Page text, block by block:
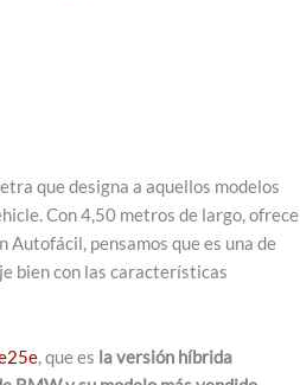
que designa a aquellos modelos
Con 4,50 metros de largo, ofrece
Autofácil, pensamos que es una de
bien con las características
, que es la versión híbrida